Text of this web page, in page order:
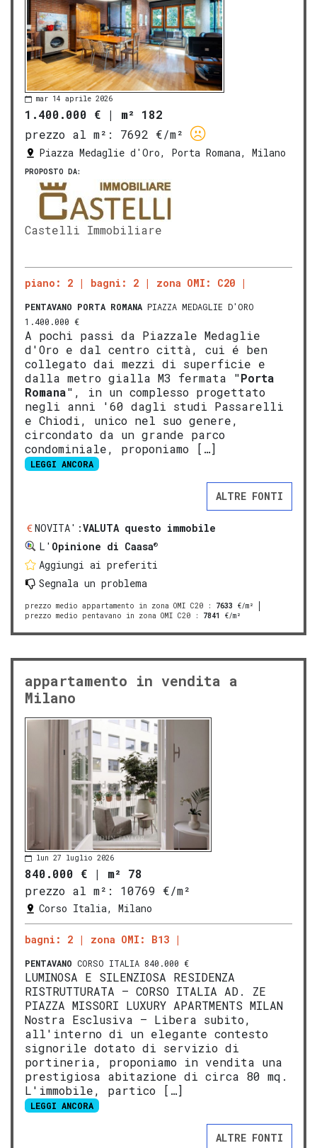
mar 14 aprile 2026
1.400.000 € | m² 182
prezzo al m²:
7692 €/m²
Piazza Medaglie d'Oro, Porta Romana, Milano
PROPOSTO DA:
Castelli Immobiliare
piano: 2 bagni: 2 zona OMI: C20
PENTAVANO PORTA ROMANA PIAZZA MEDAGLIE D'ORO
1.400.000 €
A pochi passi da Piazzale Medaglie
d'Oro e dal centro città, cui é ben
collegato dai mezzi di superficie e
dalla metro gialla M3 fermata "Porta
Romana", in un complesso progettato
negli anni '60 dagli studi Passarelli
e Chiodi, unico nel suo genere,
circondato da un grande parco
condominiale, proponiamo […]
LEGGI ANCORA
ALTRE FONTI
NOVITA':VALUTA questo immobile
L' Opinione di Caasa®
Aggiungi ai preferiti
Segnala un problema
prezzo medio appartamento in zona OMI C20 : 7633 €/m²
prezzo medio pentavano in zona OMI C20 : 7841 €/m²
appartamento in vendita a
Milano
lun 27 luglio 2026
840.000 € | m² 78
prezzo al m²:
10769 €/m²
Corso Italia, Milano
bagni: 2 zona OMI: B13
PENTAVANO CORSO ITALIA 840.000 €
LUMINOSA E SILENZIOSA RESIDENZA
RISTRUTTURATA – CORSO ITALIA AD. ZE
PIAZZA MISSORI LUXURY APARTMENTS MILAN
Nostra Esclusiva – Libera subito,
all'interno di un elegante contesto
signorile dotato di servizio di
portineria, proponiamo in vendita una
prestigiosa abitazione di circa 80 mq.
L'immobile, partico […]
LEGGI ANCORA
ALTRE FONTI